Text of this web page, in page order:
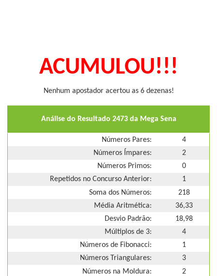
ACUMULOU!!!
Nenhum apostador acertou as 6 dezenas!
Análise do Resultado 2473 da Mega Sena
Números Pares:
4
Números Ímpares:
2
Números Primos:
0
Repetidos no Concurso Anterior:
1
Soma dos Números:
218
Média Aritmética:
36,33
Desvio Padrão:
18,98
Múltiplos de 3:
4
Números de Fibonacci:
1
Números Triangulares:
3
Números na Moldura:
2